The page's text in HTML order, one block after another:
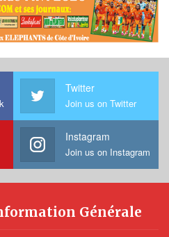
Twitter
Join us on Twitter
Instagram
Join us on Instagram
Générale